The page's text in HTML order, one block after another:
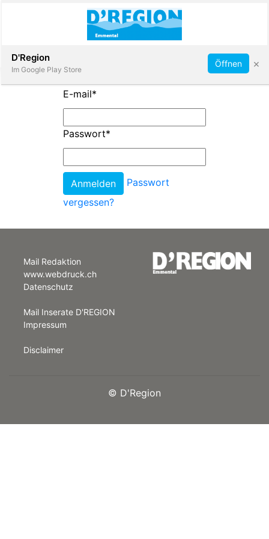
App
Abonnieren
E-mail*
Passwort*
Passwort
vergessen?
Mail Redaktion
www.webdruck.ch
Datenschutz
Mail Inserate D'REGION
Impressum
Disclaimer
© D'Region
D'Region
Im Google Play Store
Öffnen ×